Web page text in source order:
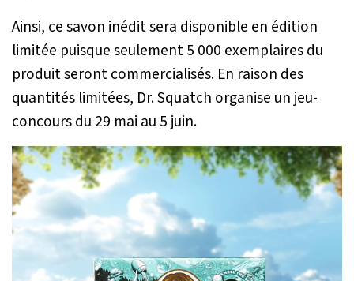
Ainsi, ce savon inédit sera disponible en édition
limitée puisque seulement 5 000 exemplaires du
produit seront commercialisés. En raison des
quantités limitées, Dr. Squatch organise un jeu-
concours du 29 mai au 5 juin.